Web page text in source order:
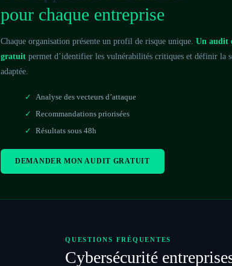
pour chaque entreprise
Chaque organisation présente un profil de risque unique. Un audit
gratuit permet d’identifier les vulnérabilités critiques et définir la
adaptée.
Analyse des vecteurs d’attaque
Recommandations priorisées
Résultats sous 48h
DEMANDER MON AUDIT GRATUIT
QUESTIONS FRÉQUENTES
Cybersécurité